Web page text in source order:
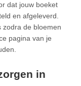
dat jouw boeket
en afgeleverd.
zodra de bloemen
pagina van je
in